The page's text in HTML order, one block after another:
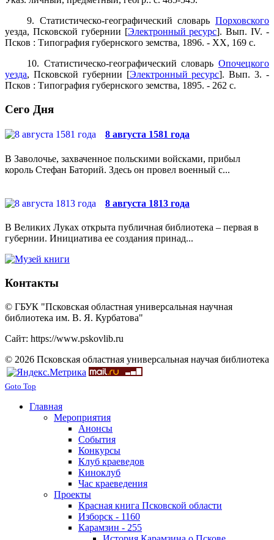
9. Статистическо-географический словарь Порховского
уезда, Псковской губернии [Электронный ресурс]. Вып. IV. -
Псков : Типография губернского земства, 1896. - ХХ, 169 с.
10. Статистическо-географический словарь Опочецкого
уезда, Псковской губернии [Электронный ресурс]. Вып. 3. -
Псков : Типография губернского земства, 1895. - 262 с.
Сего Дня
8 августа 1581 года
В Заволочье, захваченное польскими войсками, прибыл
король Стефан Баторий. Здесь он провел военный с...
8 августа 1813 года
В Великих Луках открыта публичная библиотека – первая в
губернии. Инициатива ее создания принад...
Контакты
© ГБУК "Псковская областная универсальная научная
библиотека им. В. Я. Курбатова"
Сайт: https://www.pskovlib.ru
© 2026 Псковская областная универсальная научая библиотека
Goto Top
Главная
Мероприятия
Анонсы
События
Конкурсы
Клуб краеведов
Киноклуб
Час краеведения
Проекты
Красная книга Псковской области
Изборск - 1160
Карамзин - 255